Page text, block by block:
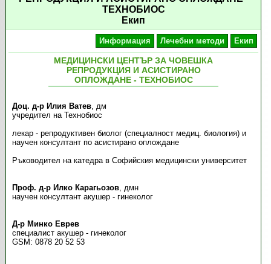
ТЕХНОБИОС
Екип
Информация Лечебни методи Екип
МЕДИЦИНСКИ ЦЕНТЪР ЗА ЧОВЕШКА
РЕПРОДУКЦИЯ И АСИСТИРАНО
ОПЛОЖДАНЕ - ТЕХНОБИОС
Доц. д-р Илия Ватев, дм
учредител на Технобиос
лекар - репродуктивен биолог (специалност медиц. биология) и
научен консултант по асистирано оплождане
Ръководител на катедра в Софийския медицински университет
Проф. д-р Илко Карагьозов, дмн
научен консултант акушер - гинеколог
Д-р Минко Еврев
специалист акушер - гинеколог
GSM: 0878 20 52 53